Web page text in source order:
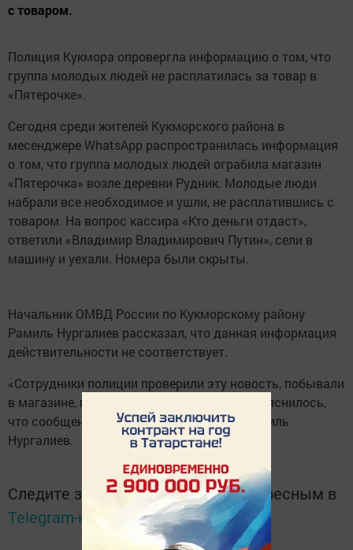
с товаром.
Полиция Кукмора опровергла информацию о том, что
группа молодых людей не расплатилась за товар в
«Пятерочке».
Сегодня среди жителей Кукморского района в
месенджере WhatsApp распространилась информация
о том, что группа молодых людей ограбила магазин
«Пятерочка» возле деревни Рудник. Молодые люди
набрали все необходимое и ушли, не расплатившись с
товаром. На вопрос кассира «Кто деньги отдаст»,
ответили «Владимир Владимирович Путин», сели в
машину и уехали. Номера были скрыты.
Начальник ОМВД России по Кукморскому району
Рамиль Нургалиев рассказал, что данная информация
действительности не соответствует.
«Сотрудники полиции проверили эту новость, побывали
в магазине, пообщались с продавцами. Выяснилось,
что сообщение было фейком», - сказал Рамиль
Нургалиев.
Следите за самым важным и интересным в
Telegram-канале
Татмедиа